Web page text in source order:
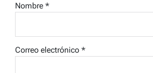
Nombre *
Correo electrónico *